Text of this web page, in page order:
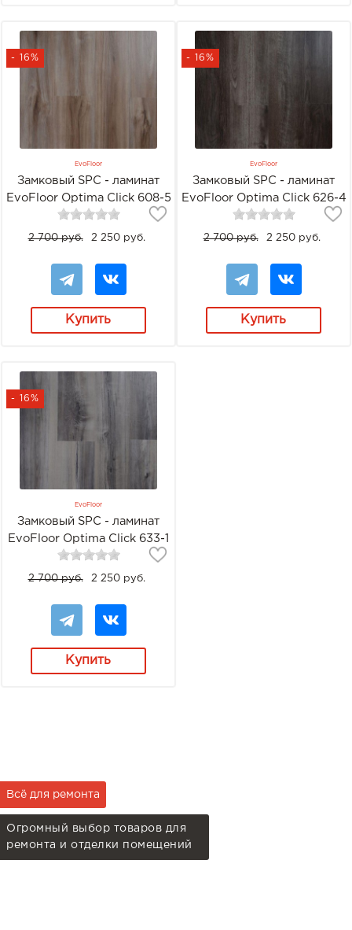
- 16%
EvoFloor
Замковый SPC - ламинат
EvoFloor Optima Click 608-5
Груша Карамель
2 700 руб. 2 250 руб.
Купить
- 16%
EvoFloor
Замковый SPC - ламинат
EvoFloor Optima Click 626-4
Дуб Пекан
2 700 руб. 2 250 руб.
Купить
- 16%
EvoFloor
Замковый SPC - ламинат
EvoFloor Optima Click 633-1
Дуб Индиго
2 700 руб. 2 250 руб.
Купить
Всё для ремонта
Огромный выбор товаров для
ремонта и отделки помещений